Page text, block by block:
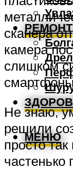
РЕМОНТ
МЕНЮ
сканера
камера
слишком
Не знаю,
решили
просто
частенько